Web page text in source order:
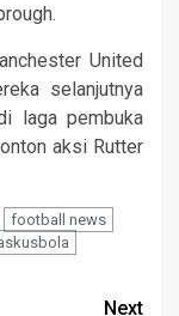
United
selanjutnya
laga pembuka
aksi Rutter
football news
Next